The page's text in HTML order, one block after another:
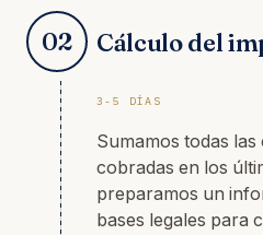
02 Cálculo del
3-5 DÍAS
Sumamos todas
cobradas en los
preparamos un
bases legales para